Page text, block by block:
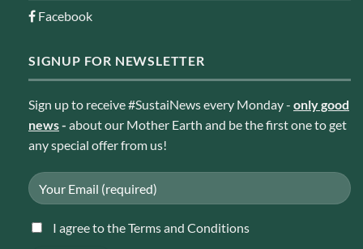
Facebook
SIGNUP FOR NEWSLETTER
Sign up to receive #SustaiNews every Monday - only good
news- about our Mother Earth and be the first one to get
any special offer from us!
I agree to the Terms and Conditions